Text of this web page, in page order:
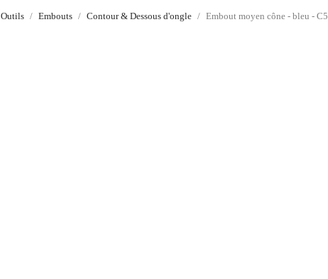
Outils Embouts Contour & Dessous d'ongle Embout moyen cône - bleu - C5